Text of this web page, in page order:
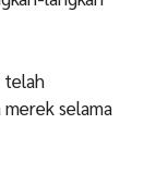
telah
selama